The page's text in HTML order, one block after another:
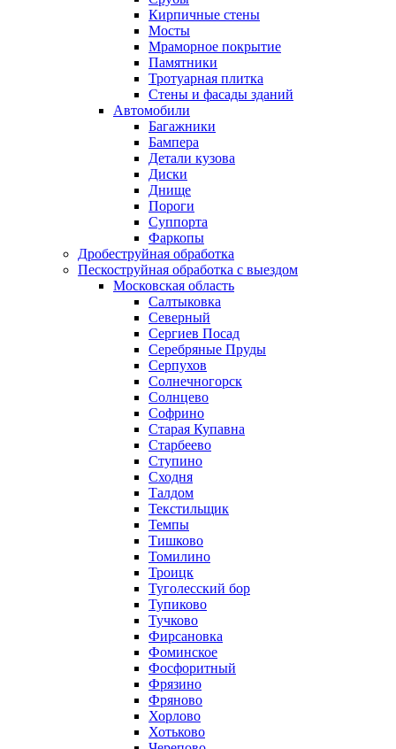
Кирпичные стены
Мосты
Мраморное покрытие
Памятники
Тротуарная плитка
Стены и фасады зданий
Автомобили
Багажники
Бампера
Детали кузова
Диски
Днище
Пороги
Суппорта
Фаркопы
Дробеструйная обработка
Пескоструйная обработка с выездом
Московская область
Салтыковка
Северный
Сергиев Посад
Серебряные Пруды
Серпухов
Солнечногорск
Солнцево
Софрино
Старая Купавна
Старбеево
Ступино
Сходня
Талдом
Текстильщик
Темпы
Тишково
Томилино
Троицк
Туголесский бор
Тупиково
Тучково
Фирсановка
Фоминское
Фосфоритный
Фрязино
Фряново
Хорлово
Хотьково